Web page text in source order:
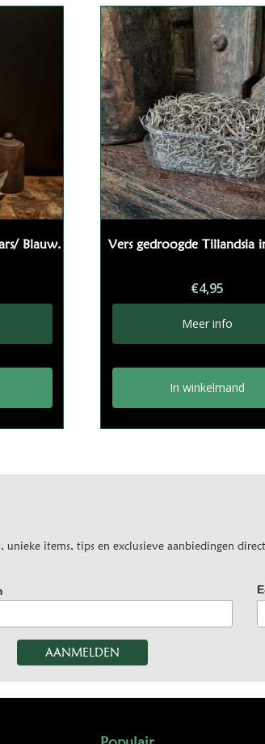
Blauw. Vers gedroogde Tillandsia
€4,95
Meer info
In winkelmand
items, tips en exclusieve aanbiedingen